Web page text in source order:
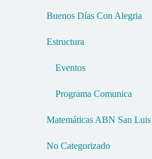
Buenos Días Con Alegria
Estructura
Eventos
Programa Comunica
Matemáticas ABN San Luis
No Categorizado